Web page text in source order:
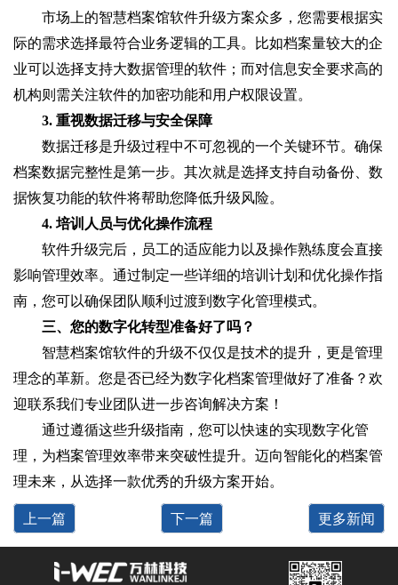
市场上的智慧档案馆软件升级方案众多，您需要根据实
际的需求选择最符合业务逻辑的工具。比如档案量较大的企
业可以选择支持大数据管理的软件；而对信息安全要求高的
机构则需关注软件的加密功能和用户权限设置。
3. 重视数据迁移与安全保障
数据迁移是升级过程中不可忽视的一个关键环节。确保
档案数据完整性是第一步。其次就是选择支持自动备份、数
据恢复功能的软件将帮助您降低升级风险。
4. 培训人员与优化操作流程
软件升级完后，员工的适应能力以及操作熟练度会直接
影响管理效率。通过制定一些详细的培训计划和优化操作指
南，您可以确保团队顺利过渡到数字化管理模式。
三、您的数字化转型准备好了吗？
智慧档案馆软件的升级不仅仅是技术的提升，更是管理
理念的革新。您是否已经为数字化档案管理做好了准备？欢
迎联系我们专业团队进一步咨询解决方案！
通过遵循这些升级指南，您可以快速的实现数字化管
理，为档案管理效率带来突破性提升。迈向智能化的档案管
理未来，从选择一款优秀的升级方案开始。
上一篇 下一篇 更多新闻